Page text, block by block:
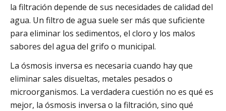
la filtración depende de sus necesidades de calidad del
agua. Un filtro de agua suele ser más que suficiente
para eliminar los sedimentos, el cloro y los malos
sabores del agua del grifo o municipal.
La ósmosis inversa es necesaria cuando hay que
eliminar sales disueltas, metales pesados o
microorganismos. La verdadera cuestión no es qué es
mejor, la ósmosis inversa o la filtración, sino qué